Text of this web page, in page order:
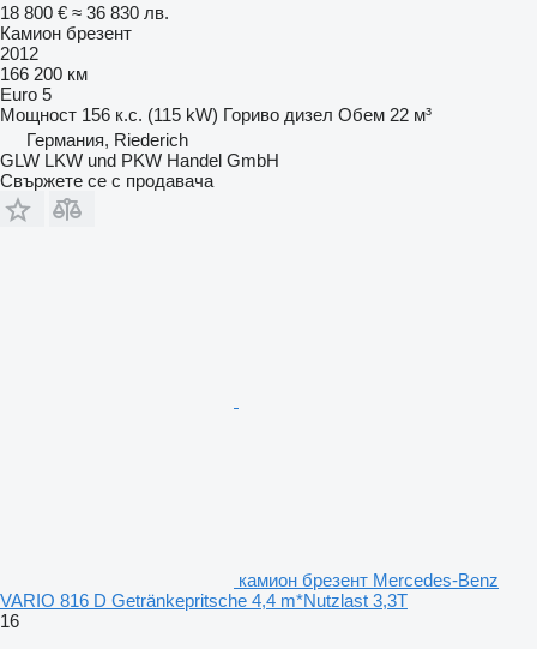
18 800 € ≈ 36 830 лв.
Камион брезент
2012
166 200 км
Euro 5
Мощност 156 к.с. (115 kW) Гориво дизел Обем 22 м³
Германия, Riederich
GLW LKW und PKW Handel GmbH
Свържете се с продавача
камион брезент Mercedes-Benz
VARIO 816 D Getränkepritsche 4,4 m*Nutzlast 3,3T
16